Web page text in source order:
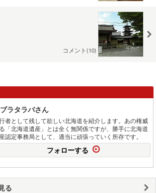
コメント(10)
ラタラバさん
者として残して欲しい北海道を紹介します。あの権威
「北海道遺産」とは全く無関係ですが、勝手に北海道
認定事務局として、適当に頑張っていく所存です。
フォローする
る